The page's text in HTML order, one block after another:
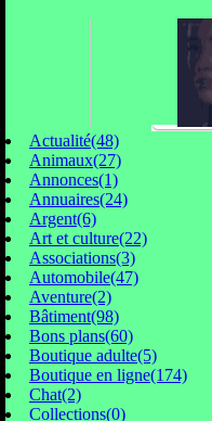
Actualité(48)
Animaux(27)
Annonces(1)
Annuaires(24)
Argent(6)
Art et culture(22)
Associations(3)
Automobile(47)
Aventure(2)
Bâtiment(98)
Bons plans(60)
Boutique adulte(5)
Boutique en ligne(174)
Chat(2)
Collections(0)